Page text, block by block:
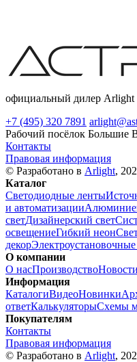
официальный дилер Arlight
+7 (495) 320 7891
Рабочий посёлок Большие
Контакты
Правовая информация
© Разработано в Arlight,
Каталог
Светодиодные ленты
и автоматизации
светДизайнерский свет
освещениеГибкий неон
декор
О компании
О насПроизводствоНовости
Информация
КаталогиВидеоНовинки
ответКалькуляторыСхемы
Покупателям
Контакты
Правовая информация
© Разработано в Arlight,